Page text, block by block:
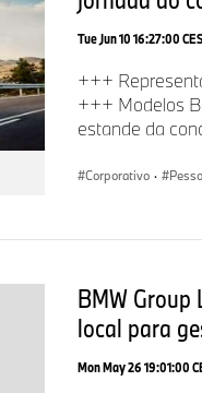
fábrica possui uma linha
veículos eletrificados no
tecnológico do setor no
30 locais de produção
em mais de 140 países.
Em 2025, o BMW
motocicletas em todo o
Tue Jun 10 16:27:00
+++
+++ Modelos
estande da
Corporativo ·
BMW
local para
Mon May 26 19:01:00